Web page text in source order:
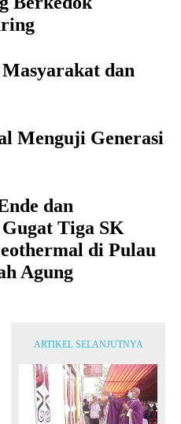
dan
Menguji Generasi
dan
Tiga SK
di Pulau
Agung
ARTIKEL SELANJUTNYA